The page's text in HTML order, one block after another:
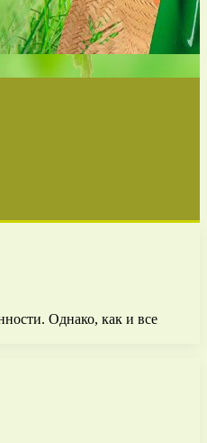
Однако, как и все